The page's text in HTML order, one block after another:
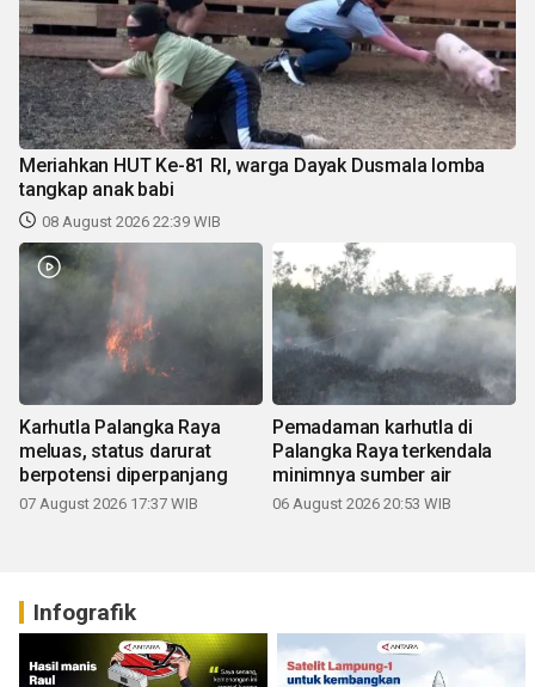
Meriahkan HUT Ke-81 RI, warga Dayak Dusmala lomba
tangkap anak babi
08 August 2026 22:39 WIB
Karhutla Palangka Raya
meluas, status darurat
berpotensi diperpanjang
07 August 2026 17:37 WIB
Pemadaman karhutla di
Palangka Raya terkendala
minimnya sumber air
06 August 2026 20:53 WIB
Infografik